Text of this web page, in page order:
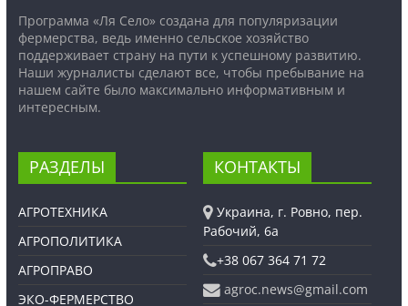
Программа «Ля Село» создана для популяризации
фермерства, ведь именно сельское хозяйство
поддерживает страну на пути к успешному развитию.
Наши журналисты сделают все, чтобы пребывание на
нашем сайте было максимально информативным и
интересным.
РАЗДЕЛЫ
АГРОТЕХНИКА
АГРОПОЛИТИКА
АГРОПРАВО
ЭКО-ФЕРМЕРСТВО
КОНТАКТЫ
Украина, г. Ровно, пер.
Рабочий, 6а
+38 067 364 71 72
agroc.news@gmail.com